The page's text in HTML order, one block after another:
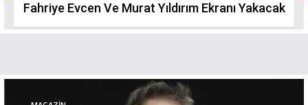
Fahriye Evcen Ve Murat Yıldırım Ekranı Yakacak